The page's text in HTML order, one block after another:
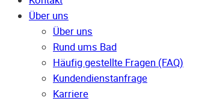
Über uns
Über uns
Rund ums Bad
Häufig gestellte Fragen (FAQ)
Kunden­dienst­anfrage
Karriere